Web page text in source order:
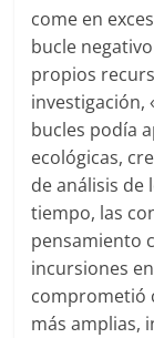
come en
bucle
propios
investigación,
bucles podía
ecológicas,
de análisis de
tiempo, las
pensamiento
incursiones
comprometió
más amplias,